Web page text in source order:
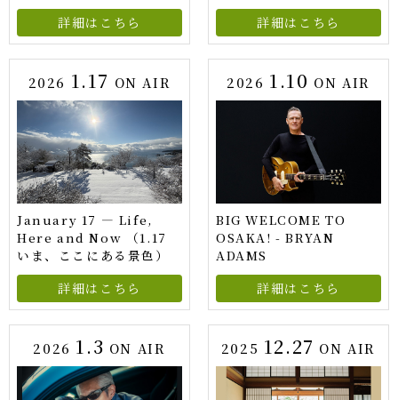
詳細はこちら
詳細はこちら
2026 1.17 ON AIR
January 17 — Life,
Here and Now （1.17
いま、ここにある景色）
詳細はこちら
2026 1.10 ON AIR
BIG WELCOME TO
OSAKA! - BRYAN
ADAMS
詳細はこちら
2026 1.3 ON AIR 2025 12.27 ON AIR